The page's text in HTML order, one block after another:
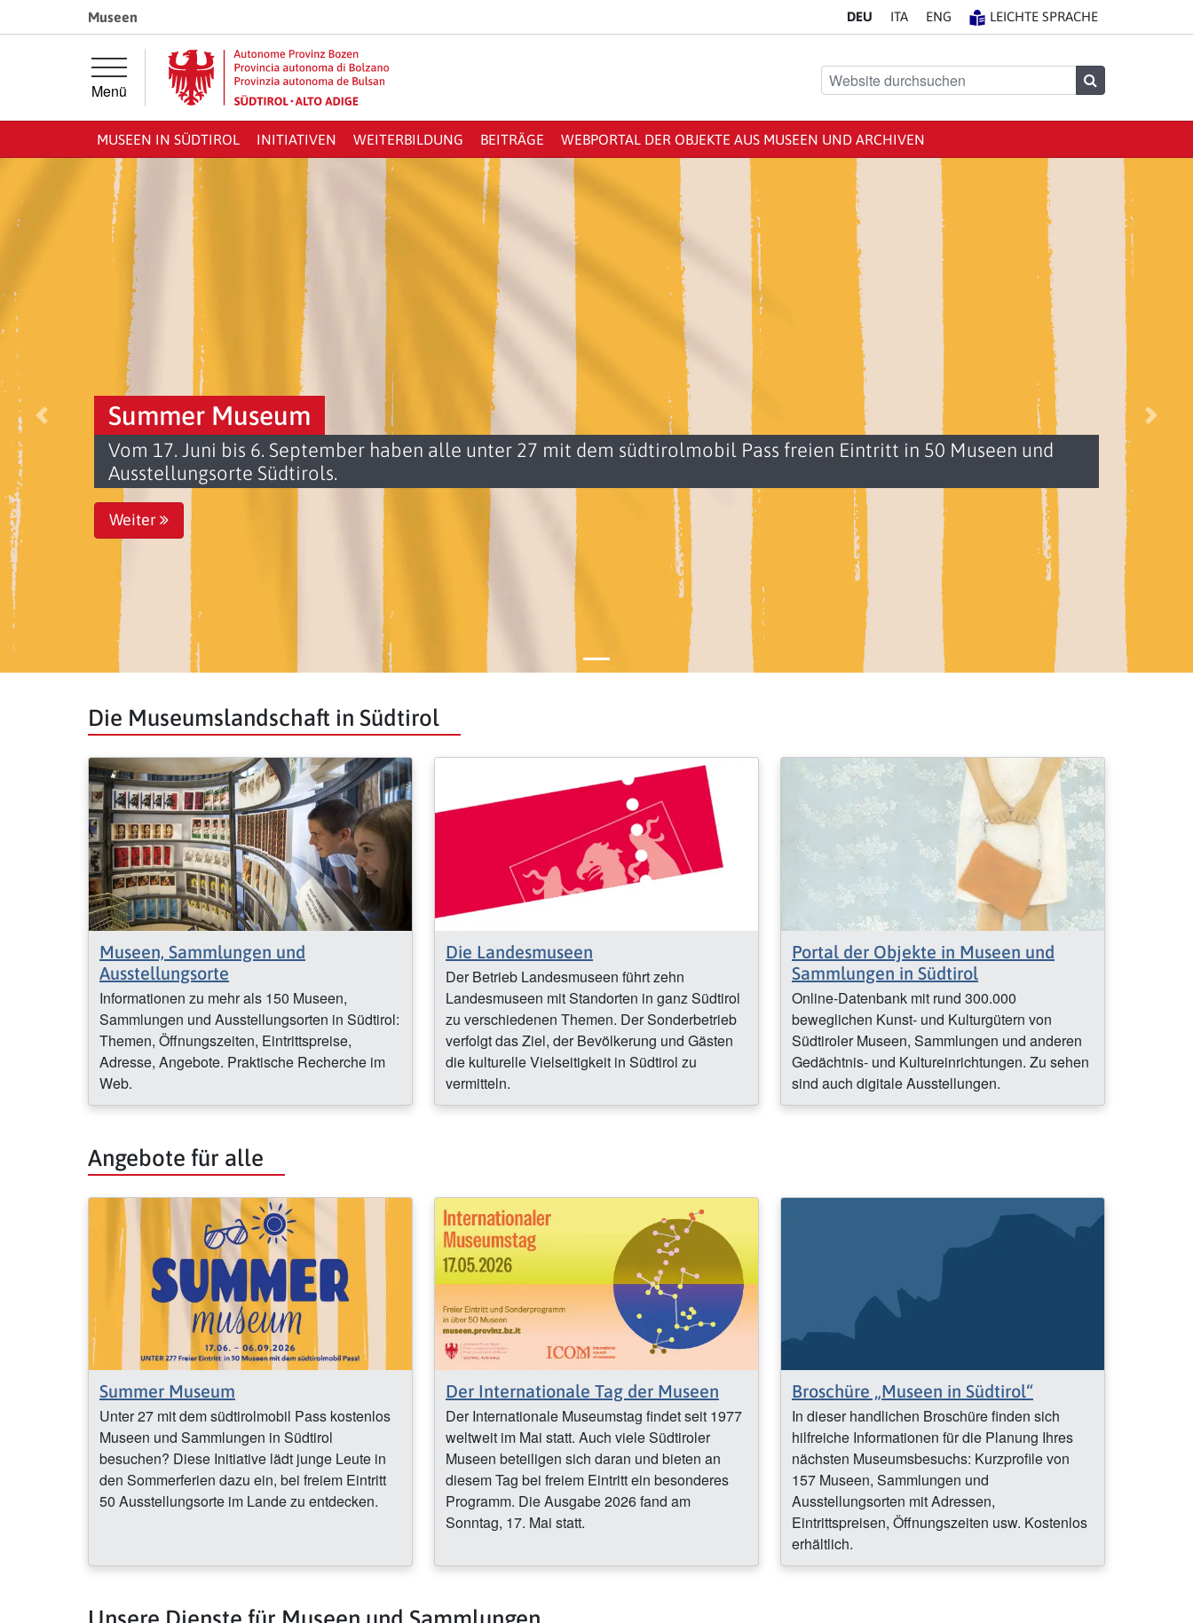
Springe direkt zur Hauptnavigation
Springe direkt zum Inhalt
Museen DEU ITA ENG LEICHTE SPRACHE
Menü
Website durchsuchen
MUSEEN IN SÜDTIROL INITIATIVEN WEITERBILDUNG BEITRÄGE WEBPORTAL DER OBJEKTE AUS MUSEEN UND ARCHIVEN
Summer Museum
Vom 17. Juni bis 6. September haben alle unter 27 mit dem südtirolmobil Pass freien Eintritt in 50 Museen und
Ausstellungsorte Südtirols.
Weiter
Vorige
Die Museumslandschaft in Südtirol
Museen, Sammlungen und
Ausstellungsorte
Informationen zu mehr als 150 Museen,
Sammlungen und Ausstellungsorten in Südtirol:
Themen, Öffnungszeiten, Eintrittspreise,
Adresse, Angebote. Praktische Recherche im
Web.
Die Landesmuseen
Der Betrieb Landesmuseen führt zehn
Landesmuseen mit Standorten in ganz Südtirol
zu verschiedenen Themen. Der Sonderbetrieb
verfolgt das Ziel, der Bevölkerung und Gästen
die kulturelle Vielseitigkeit in Südtirol zu
vermitteln.
Portal der Objekte in Museen und
Sammlungen in Südtirol
Online-Datenbank mit rund 300.000
beweglichen Kunst- und Kulturgütern von
Südtiroler Museen, Sammlungen und anderen
Gedächtnis- und Kultureinrichtungen. Zu sehen
sind auch digitale Ausstellungen.
Angebote für alle
Summer Museum
Unter 27 mit dem südtirolmobil Pass kostenlos
Museen und Sammlungen in Südtirol
besuchen? Diese Initiative lädt junge Leute in
den Sommerferien dazu ein, bei freiem Eintritt
50 Ausstellungsorte im Lande zu entdecken.
Der Internationale Tag der Museen
Der Internationale Museumstag findet seit 1977
weltweit im Mai statt. Auch viele Südtiroler
Museen beteiligen sich daran und bieten an
diesem Tag bei freiem Eintritt ein besonderes
Programm. Die Ausgabe 2026 fand am
Sonntag, 17. Mai statt.
Broschüre „Museen in Südtirol“
In dieser handlichen Broschüre finden sich
hilfreiche Informationen für die Planung Ihres
nächsten Museumsbesuchs: Kurzprofile von
157 Museen, Sammlungen und
Ausstellungsorten mit Adressen,
Eintrittspreisen, Öffnungszeiten usw. Kostenlos
erhältlich.